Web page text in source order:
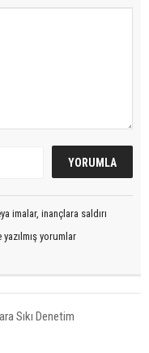
imalar, inançlara saldırı
yorumlar
Sıkı Denetim